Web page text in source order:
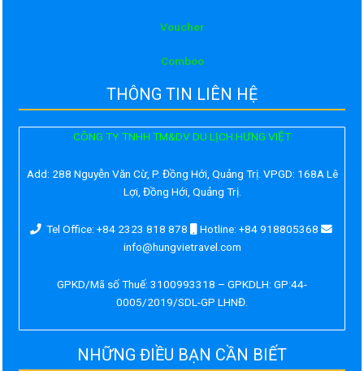
Voucher
Comboo
THÔNG TIN LIÊN HỆ
CÔNG TY TNHH TM&DV DU LỊCH HƯNG VIỆT
Add: 288 Nguyễn Văn Cừ, P. Đồng Hới, Quảng Trị. VPGD: 168A Lê
Lợi, Đồng Hới, Quảng Trị.
Tel Office: +84 2323 818 878
Hotline: +84 918805368
info@hungvietravel.com
GPKD/Mã số Thuế: 3100993318 – GPKDLH: GP:44-
0005/2019/SDL-GP LHNĐ.
NHỮNG ĐIỀU BẠN CẦN BIẾT